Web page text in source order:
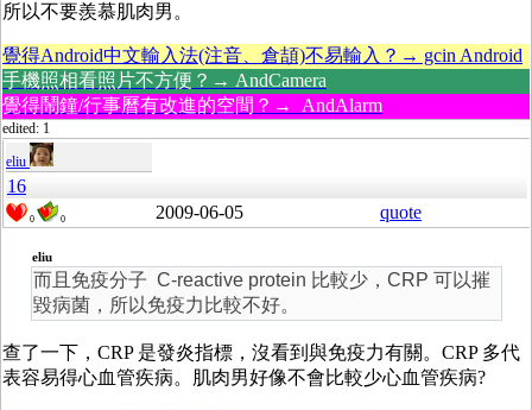
所以不要羨慕肌肉男。
覺得Android中文輸入法(注音、倉頡)不易輸入？→ gcin Android
手機照相看照片不方便？→ AndCamera
覺得鬧鐘/行事曆有改進的空間？→ AndAlarm
edited: 1
eliu
16
0 0 2009-06-05 quote
eliu
而且免疫分子 C-reactive protein 比較少，CRP 可以摧
毀病菌，所以免疫力比較不好。
查了一下，CRP 是發炎指標，沒看到與免疫力有關。CRP 多代
表容易得心血管疾病。肌肉男好像不會比較少心血管疾病?